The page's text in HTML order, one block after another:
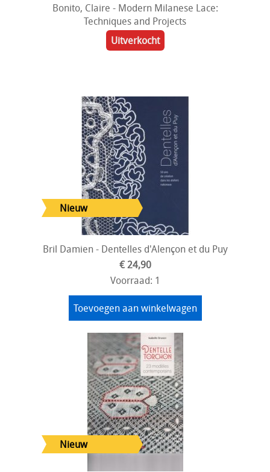
Bonito, Claire - Modern Milanese Lace:
Techniques and Projects
Uitverkocht
Bril Damien - Dentelles d'Alençon et du Puy
€ 24,90
Voorraad: 1
Toevoegen aan winkelwagen